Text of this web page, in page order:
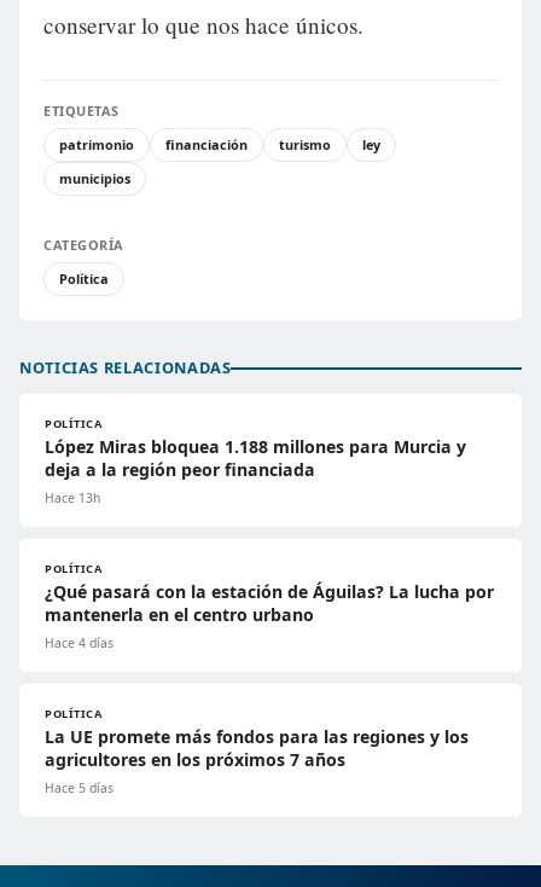
conservar lo que nos hace únicos.
ETIQUETAS
patrimonio
financiación turismo
ley
municipios
CATEGORÍA
Política
NOTICIAS RELACIONADAS
POLÍTICA
López Miras bloquea 1.188 millones para Murcia y
deja a la región peor financiada
Hace 13h
POLÍTICA
¿Qué pasará con la estación de Águilas? La lucha por
mantenerla en el centro urbano
Hace 4 días
POLÍTICA
La UE promete más fondos para las regiones y los
agricultores en los próximos 7 años
Hace 5 días